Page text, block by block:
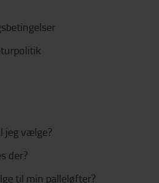
jeg vælge?
der?
til min palleløfter?